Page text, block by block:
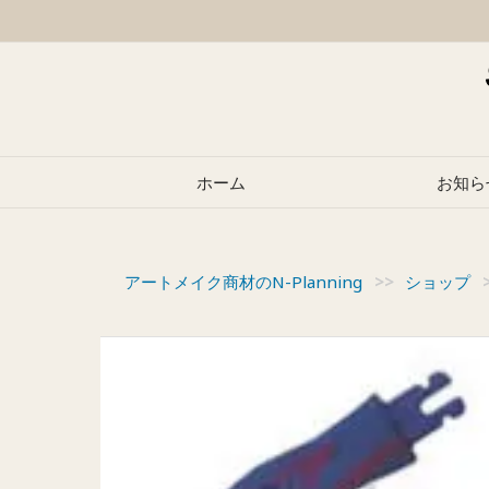
to
ホーム お知
アートメイク商材のN-Planning >> ショップ